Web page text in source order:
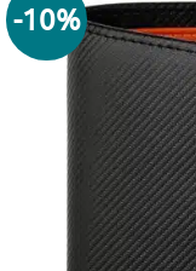
-10%